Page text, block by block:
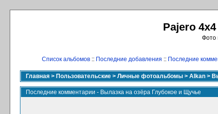
Pajero
Фото
Список альбомов :: Последние добавления :: Последние
Главная > Пользовательские > Личные фотоальбомы > Alkan >
Последние комментарии - Вылазка на озёра Глубокое и Щучье